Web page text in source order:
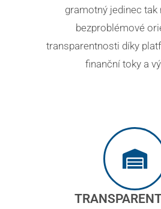
gramotný jedinec tak
bezproblémové
transparentnosti díky
finanční toky a